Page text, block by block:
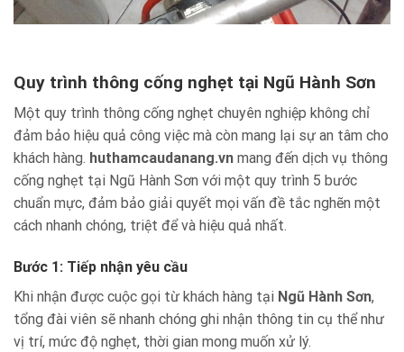
Quy trình thông cống nghẹt tại Ngũ Hành Sơn
Một quy trình thông cống nghẹt chuyên nghiệp không chỉ
đảm bảo hiệu quả công việc mà còn mang lại sự an tâm cho
khách hàng. huthamcaudanang.vn mang đến dịch vụ thông
cống nghẹt tại Ngũ Hành Sơn với một quy trình 5 bước
chuẩn mực, đảm bảo giải quyết mọi vấn đề tắc nghẽn một
cách nhanh chóng, triệt để và hiệu quả nhất.
Bước 1: Tiếp nhận yêu cầu
Khi nhận được cuộc gọi từ khách hàng tại Ngũ Hành Sơn,
tổng đài viên sẽ nhanh chóng ghi nhận thông tin cụ thể như
vị trí, mức độ nghẹt, thời gian mong muốn xử lý.